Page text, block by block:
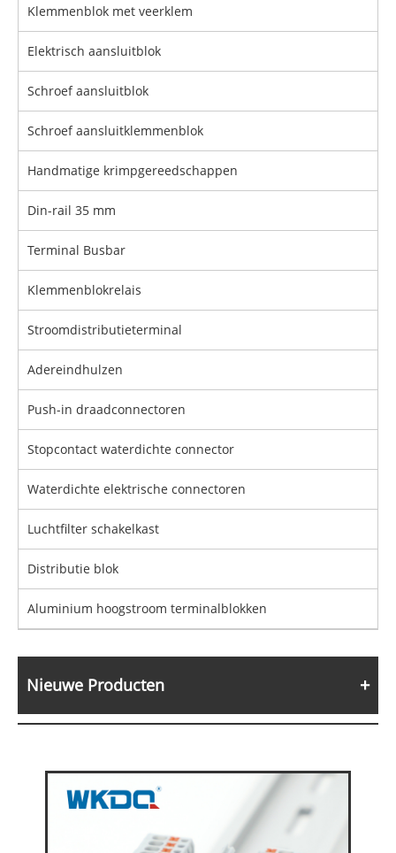
Klemmenblok met veerklem
Elektrisch aansluitblok
Schroef aansluitblok
Schroef aansluitklemmenblok
Handmatige krimpgereedschappen
Din-rail 35 mm
Terminal Busbar
Klemmenblokrelais
Stroomdistributieterminal
Adereindhulzen
Push-in draadconnectoren
Stopcontact waterdichte connector
Waterdichte elektrische connectoren
Luchtfilter schakelkast
Distributie blok
Aluminium hoogstroom terminalblokken
Nieuwe Producten